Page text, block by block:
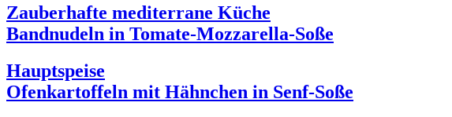
Zauberhafte mediterrane Küche
Bandnudeln in Tomate-Mozzarella-Soße
Hauptspeise
Ofenkartoffeln mit Hähnchen in Senf-Soße